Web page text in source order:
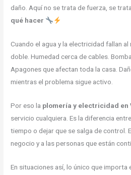
daño. Aquí no se trata de fuerza, se
qué hacer
Cuando el agua y la electricidad fallan
doble. Humedad cerca de cables.
Apagones que afectan toda la casa.
mientras el problema sigue activo.
Por eso la plomería y electricidad en
servicio cualquiera. Es la diferencia
tiempo o dejar que se salga de control.
negocio y a las personas que están
En situaciones así, lo único que importa